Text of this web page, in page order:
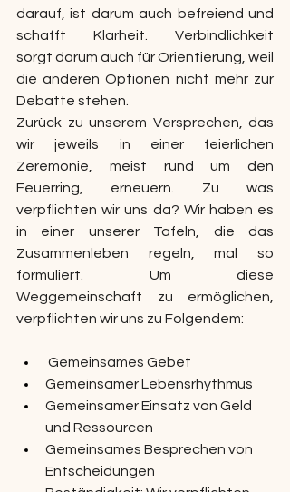
darauf, ist darum auch befreiend und
schafft Klarheit. Verbindlichkeit
sorgt darum auch für Orientierung, weil
die anderen Optionen nicht mehr zur
Debatte stehen.
Zurück zu unserem Versprechen, das
wir jeweils in einer feierlichen
Zeremonie, meist rund um den
Feuerring, erneuern. Zu was
verpflichten wir uns da? Wir haben es
in einer unserer Tafeln, die das
Zusammenleben regeln, mal so
formuliert. Um diese
Weggemeinschaft zu ermöglichen,
verpflichten wir uns zu Folgendem:
Gemeinsames Gebet
Gemeinsamer Lebensrhythmus
Gemeinsamer Einsatz von Geld
und Ressourcen
Gemeinsames Besprechen von
Entscheidungen